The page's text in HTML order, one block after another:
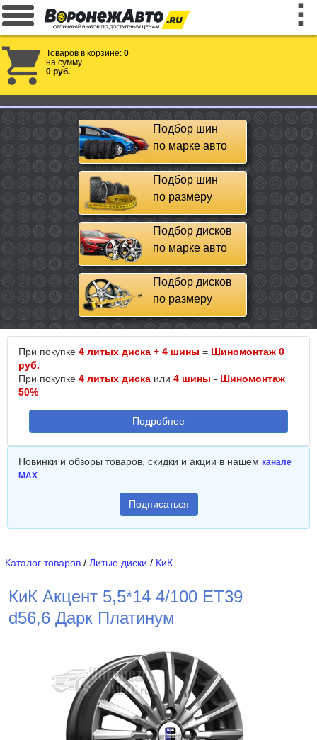
Товаров в корзине: 0
на сумму
0 руб.
Подбор шин
по марке авто
Подбор шин
по размеру
Подбор дисков
по марке авто
Подбор дисков
по размеру
При покупке 4 литых диска + 4 шины = Шиномонтаж 0
руб.
При покупке 4 литых диска или 4 шины - Шиномонтаж
50%
Подробнее
Новинки и обзоры товаров, скидки и акции в нашем канале
MAX
Подписаться
Каталог товаров / Литые диски / КиК
КиК Акцент 5,5*14 4/100 ET39
d56,6 Дарк Платинум